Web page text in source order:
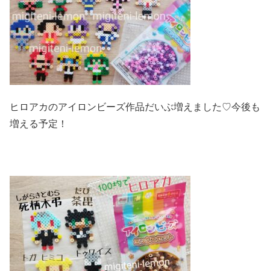
ヒロアカのアイロンビーズ作品だいぶ増えました♡今後も
増える予定！